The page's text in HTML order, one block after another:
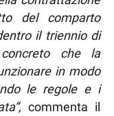
del comparto
il triennio di
che la
in modo
le regole e i
commenta il